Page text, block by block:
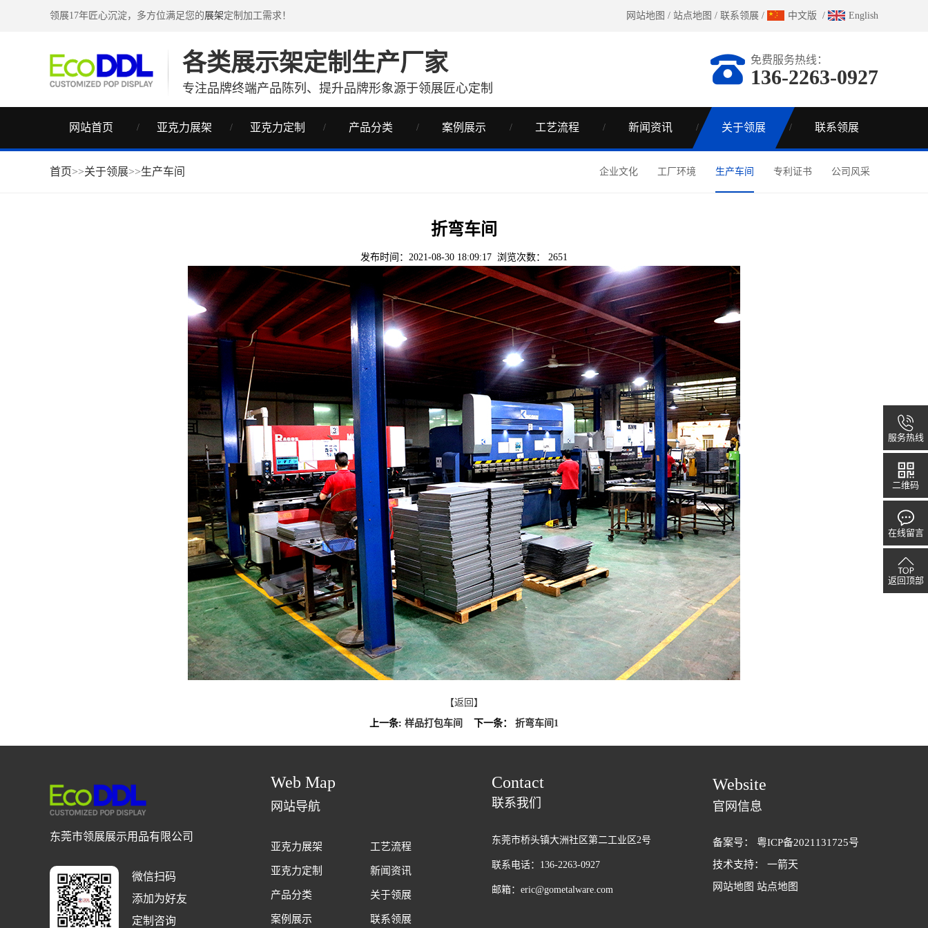
领展17年匠心沉淀，多方位满足您的展架定制加工需求！ 网站地图 / 站点地图 / 联系领展 / 中文版 / English
各类展示架定制生产厂家
专注品牌终端产品陈列、提升品牌形象源于领展匠心定制
免费服务热线：
136-2263-0927
网站首页 亚克力展架 亚克力定制 产品分类 案例展示 工艺流程 新闻资讯 关于领展 联系领展
首页>>关于领展>>生产车间 企业文化 工厂环境 生产车间 专利证书 公司风采
折弯车间
发布时间：2021-08-30 18:09:17 浏览次数： 2651
【返回】
上一条: 样品打包车间 下一条： 折弯车间1
东莞市领展展示用品有限公司
微信扫码
添加为好友
定制咨询
Web Map
网站导航
亚克力展架
亚克力定制
产品分类
案例展示
工艺流程
新闻资讯
关于领展
联系领展
Contact
联系我们
东莞市桥头镇大洲社区第二工业区2号
联系电话：136-2263-0927
邮箱：eric@gometalware.com
Website
官网信息
备案号： 粤ICP备2021131725号
技术支持： 一箭天
网站地图 站点地图
服务热线
二维码
在线留言
返回顶部